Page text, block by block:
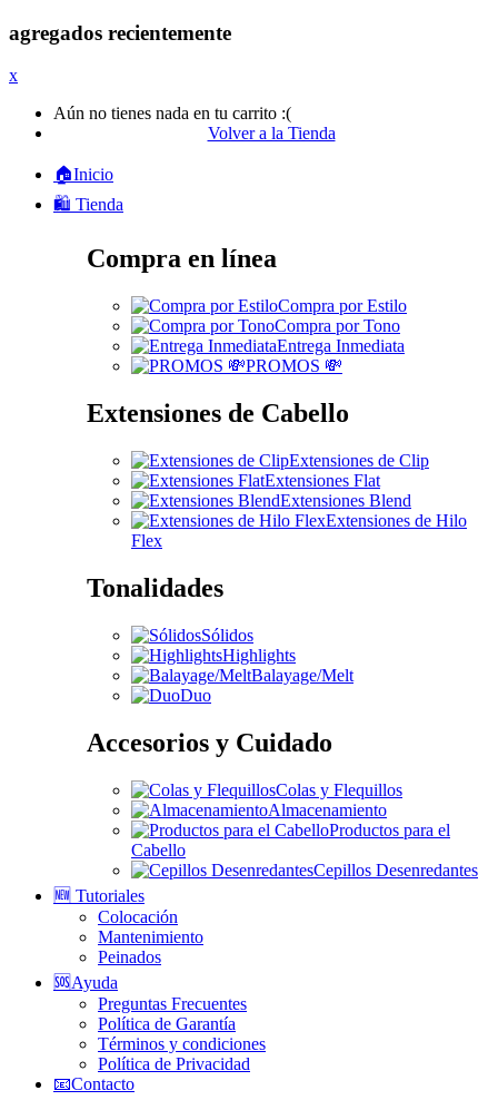
agregados recientemente
x
Aún no tienes nada en tu carrito :(
Volver a la Tienda
🏠Inicio
🛍️ Tienda
Compra en línea
Compra por Estilo
Compra por Tono
Entrega Inmediata
PROMOS 💸
Extensiones de Cabello
Extensiones de Clip
Extensiones Flat
Extensiones Blend
Extensiones de Hilo
Flex
Tonalidades
Sólidos
Highlights
Balayage/Melt
Duo
Accesorios y Cuidado
Colas y Flequillos
Almacenamiento
Productos para el
Cabello
Cepillos Desenredantes
🆕 Tutoriales
Colocación
Mantenimiento
Peinados
🆘Ayuda
Preguntas Frecuentes
Política de Garantía
Términos y condiciones
Política de Privacidad
📧Contacto